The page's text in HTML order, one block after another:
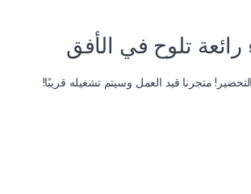
رائعة تلوح في الأفق
متجرنا قيد العمل وسيتم تشغيله قريبًا!